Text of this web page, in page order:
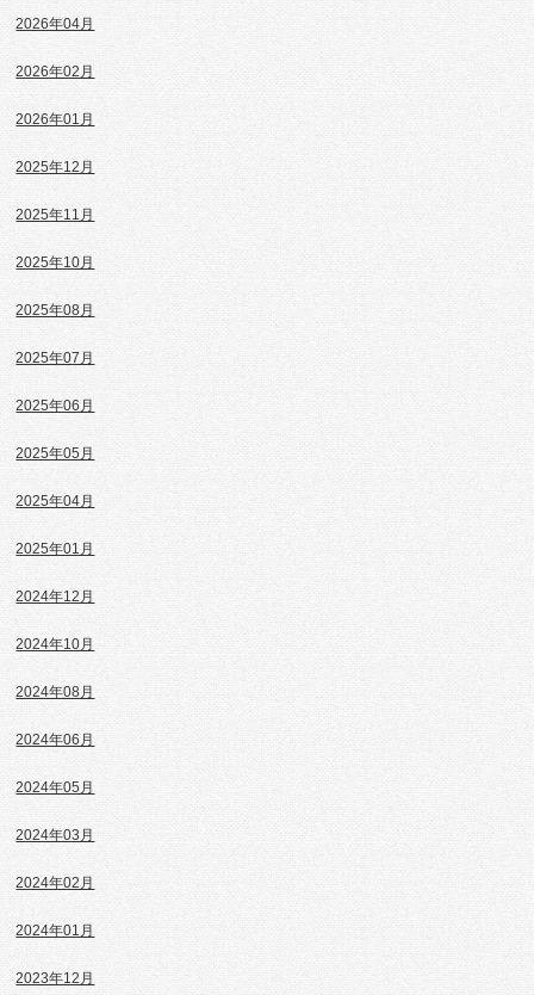
2026年04月
2026年02月
2026年01月
2025年12月
2025年11月
2025年10月
2025年08月
2025年07月
2025年06月
2025年05月
2025年04月
2025年01月
2024年12月
2024年10月
2024年08月
2024年06月
2024年05月
2024年03月
2024年02月
2024年01月
2023年12月